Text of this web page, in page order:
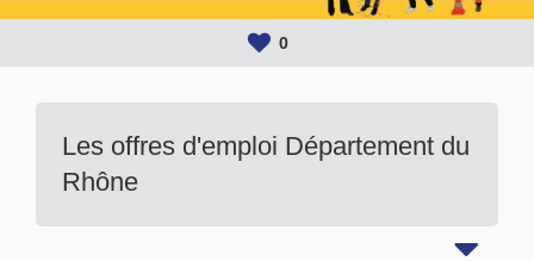
0
Les offres d'emploi Département du
Rhône